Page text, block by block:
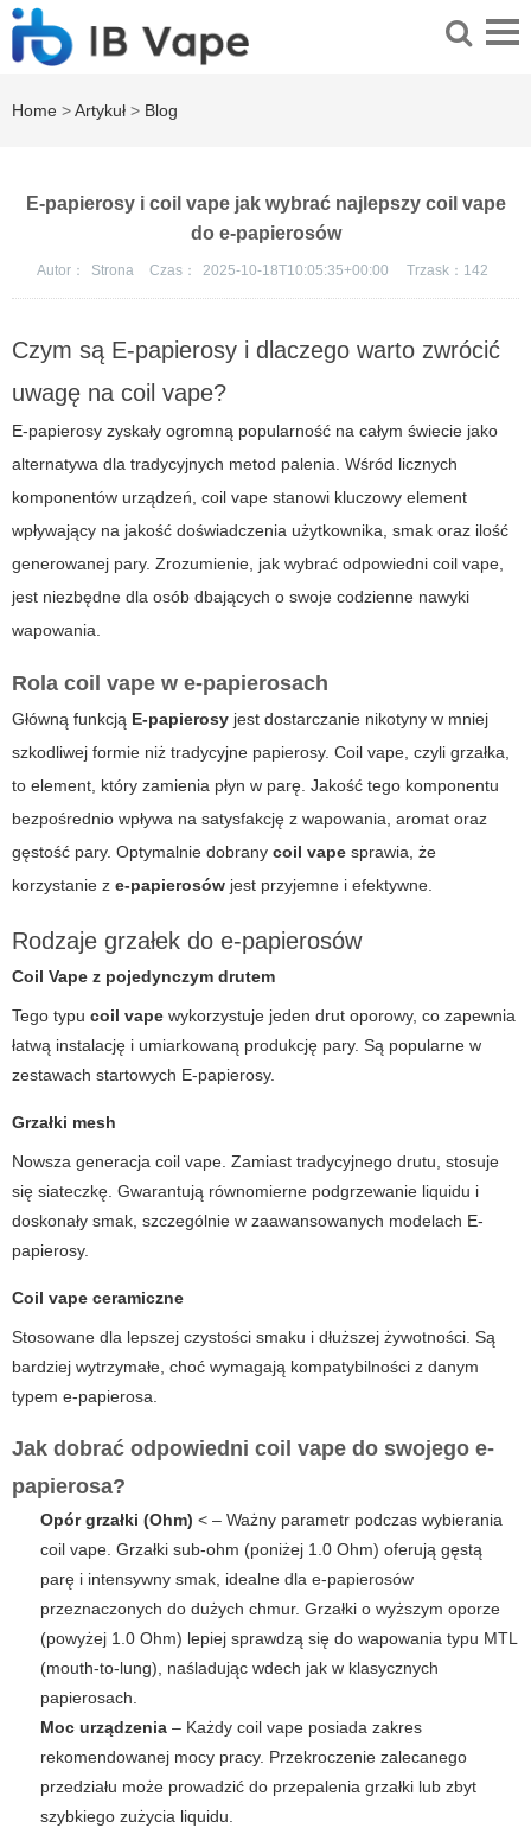
Home >Artykuł > Blog
E-papierosy i coil vape jak wybrać najlepszy coil vape
do e-papierosów
Autor： Strona Czas： 2025-10-18T10:05:35+00:00 Trzask： 142
Czym są E-papierosy i dlaczego warto zwrócić
uwagę na coil vape?
E-papierosy zyskały ogromną popularność na całym świecie jako
alternatywa dla tradycyjnych metod palenia. Wśród licznych
komponentów urządzeń, coil vape stanowi kluczowy element
wpływający na jakość doświadczenia użytkownika, smak oraz ilość
generowanej pary. Zrozumienie, jak wybrać odpowiedni coil vape,
jest niezbędne dla osób dbających o swoje codzienne nawyki
wapowania.
Rola coil vape w e-papierosach
Główną funkcją E-papierosy jest dostarczanie nikotyny w mniej
szkodliwej formie niż tradycyjne papierosy. Coil vape, czyli grzałka,
to element, który zamienia płyn w parę. Jakość tego komponentu
bezpośrednio wpływa na satysfakcję z wapowania, aromat oraz
gęstość pary. Optymalnie dobrany coil vape sprawia, że
korzystanie z e-papierosów jest przyjemne i efektywne.
Rodzaje grzałek do e-papierosów
Coil Vape z pojedynczym drutem
Tego typu coil vape wykorzystuje jeden drut oporowy, co zapewnia
łatwą instalację i umiarkowaną produkcję pary. Są popularne w
zestawach startowych E-papierosy.
Grzałki mesh
Nowsza generacja coil vape. Zamiast tradycyjnego drutu, stosuje
się siateczkę. Gwarantują równomierne podgrzewanie liquidu i
doskonały smak, szczególnie w zaawansowanych modelach E-
papierosy.
Coil vape ceramiczne
Stosowane dla lepszej czystości smaku i dłuższej żywotności. Są
bardziej wytrzymałe, choć wymagają kompatybilności z danym
typem e-papierosa.
Jak dobrać odpowiedni coil vape do swojego e-
papierosa?
Opór grzałki (Ohm) < – Ważny parametr podczas wybierania
coil vape. Grzałki sub-ohm (poniżej 1.0 Ohm) oferują gęstą
parę i intensywny smak, idealne dla e-papierosów
przeznaczonych do dużych chmur. Grzałki o wyższym oporze
(powyżej 1.0 Ohm) lepiej sprawdzą się do wapowania typu MTL
(mouth-to-lung), naśladując wdech jak w klasycznych
papierosach.
Moc urządzenia – Każdy coil vape posiada zakres
rekomendowanej mocy pracy. Przekroczenie zalecanego
przedziału może prowadzić do przepalenia grzałki lub zbyt
szybkiego zużycia liquidu.